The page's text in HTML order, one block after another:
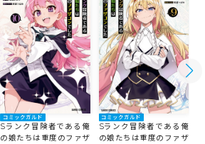
コミックガルド
Sランク冒険者である俺
の娘たちは重度のファザ
コミックガルド
Sランク冒険者である俺
の娘たちは重度のファザ